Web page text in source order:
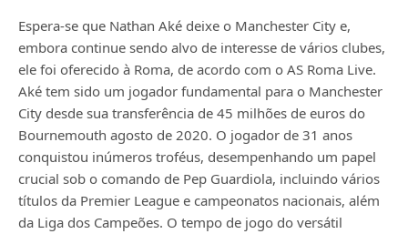
Espera-se que Nathan Aké deixe o Manchester City e,
embora continue sendo alvo de interesse de vários clubes,
ele foi oferecido à Roma, de acordo com o AS Roma Live.
Aké tem sido um jogador fundamental para o Manchester
City desde sua transferência de 45 milhões de euros do
Bournemouth agosto de 2020. O jogador de 31 anos
conquistou inúmeros troféus, desempenhando um papel
crucial sob o comando de Pep Guardiola, incluindo vários
títulos da Premier League e campeonatos nacionais, além
da Liga dos Campeões. O tempo de jogo do versátil